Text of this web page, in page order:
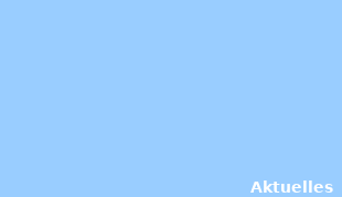
Aktuelles